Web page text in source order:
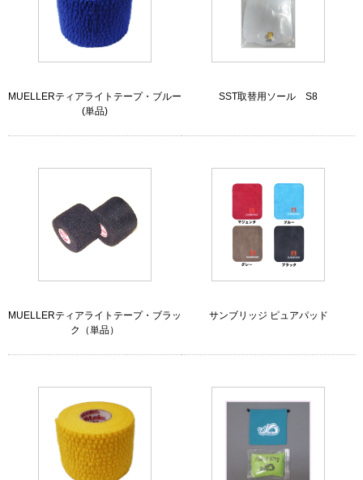
MUELLERティアライトテープ・ブルー
(単品)
SST取替用ソール S8
MUELLERティアライトテープ・ブラッ
ク（単品）
サンブリッジ ピュアパッド